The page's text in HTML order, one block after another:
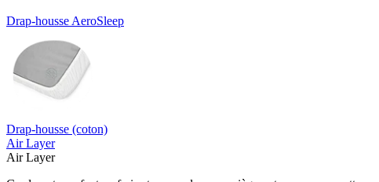
Drap-housse AeroSleep
Drap-housse (coton)
Air Layer
Air Layer